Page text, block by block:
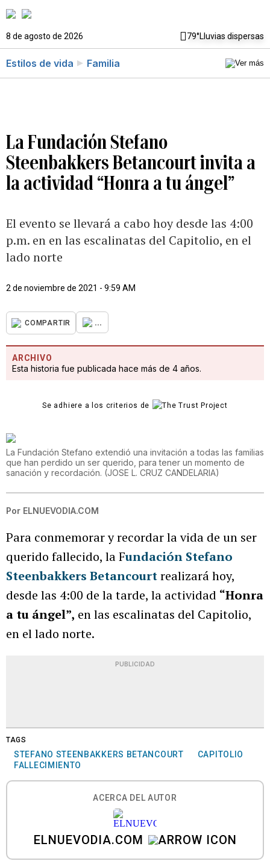
8 de agosto de 2026 79°Lluvias dispersas
Estilos de vida Familia
La Fundación Stefano
Steenbakkers Betancourt invita a
la actividad “Honra a tu ángel”
El evento se llevará a cabo hoy desde las 4:00
p.m. en en las escalinatas del Capitolio, en el
lado norte
2 de noviembre de 2021 - 9:59 AM
COMPARTIR ...
ARCHIVO
Esta historia fue publicada hace más de 4 años.
Se adhiere a los criterios de
La Fundación Stefano extendió una invitación a todas las familias
que han perdido un ser querido, para tener un momento de
sanación y recordación. (JOSE L. CRUZ CANDELARIA)
Por ELNUEVODIA.COM
Para conmemorar y recordar la vida de un ser
querido fallecido, la Fundación Stefano
Steenbakkers Betancourtrealizará hoy,
desde las 4:00 de la tarde, la actividad “Honra
a tu ángel”, en las escalinatas del Capitolio,
en el lado norte.
PUBLICIDAD
TAGS
STEFANO STEENBAKKERS BETANCOURT
CAPITOLIO
FALLECIMIENTO
ACERCA DEL AUTOR
ELNUEVODIA.COM